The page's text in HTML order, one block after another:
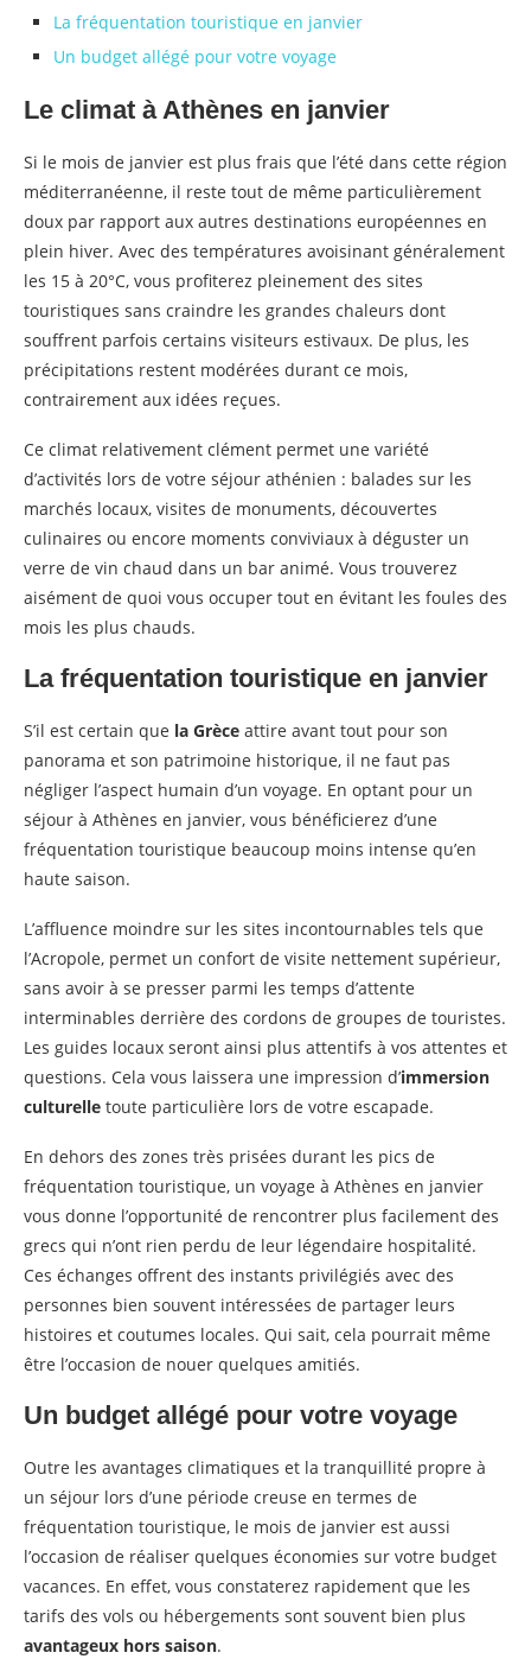
La fréquentation touristique en janvier
Un budget allégé pour votre voyage
Le climat à Athènes en janvier
Si le mois de janvier est plus frais que l’été dans cette région
méditerranéenne, il reste tout de même particulièrement
doux par rapport aux autres destinations européennes en
plein hiver. Avec des températures avoisinant généralement
les 15 à 20°C, vous profiterez pleinement des sites
touristiques sans craindre les grandes chaleurs dont
souffrent parfois certains visiteurs estivaux. De plus, les
précipitations restent modérées durant ce mois,
contrairement aux idées reçues.
Ce climat relativement clément permet une variété
d’activités lors de votre séjour athénien : balades sur les
marchés locaux, visites de monuments, découvertes
culinaires ou encore moments conviviaux à déguster un
verre de vin chaud dans un bar animé. Vous trouverez
aisément de quoi vous occuper tout en évitant les foules des
mois les plus chauds.
La fréquentation touristique en janvier
S’il est certain que la Grèce attire avant tout pour son
panorama et son patrimoine historique, il ne faut pas
négliger l’aspect humain d’un voyage. En optant pour un
séjour à Athènes en janvier, vous bénéficierez d’une
fréquentation touristique beaucoup moins intense qu’en
haute saison.
L’affluence moindre sur les sites incontournables tels que
l’Acropole, permet un confort de visite nettement supérieur,
sans avoir à se presser parmi les temps d’attente
interminables derrière des cordons de groupes de touristes.
Les guides locaux seront ainsi plus attentifs à vos attentes et
questions. Cela vous laissera une impression d’immersion
culturelle toute particulière lors de votre escapade.
En dehors des zones très prisées durant les pics de
fréquentation touristique, un voyage à Athènes en janvier
vous donne l’opportunité de rencontrer plus facilement des
grecs qui n’ont rien perdu de leur légendaire hospitalité.
Ces échanges offrent des instants privilégiés avec des
personnes bien souvent intéressées de partager leurs
histoires et coutumes locales. Qui sait, cela pourrait même
être l’occasion de nouer quelques amitiés.
Un budget allégé pour votre voyage
Outre les avantages climatiques et la tranquillité propre à
un séjour lors d’une période creuse en termes de
fréquentation touristique, le mois de janvier est aussi
l’occasion de réaliser quelques économies sur votre budget
vacances. En effet, vous constaterez rapidement que les
tarifs des vols ou hébergements sont souvent bien plus
avantageux hors saison.